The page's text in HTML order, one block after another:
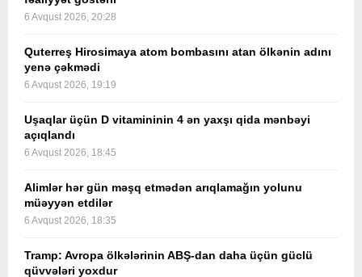
6 Avqust 2026, 20:28
Quterreş Hirosimaya atom bombasını atan ölkənin adını
yenə çəkmədi
6 Avqust 2026, 19:19
Uşaqlar üçün D vitamininin 4 ən yaxşı qida mənbəyi
açıqlandı
6 Avqust 2026, 18:45
Alimlər hər gün məşq etmədən arıqlamağın yolunu
müəyyən etdilər
6 Avqust 2026, 18:35
Tramp: Avropa ölkələrinin ABŞ-dan daha üçün güclü
qüvvələri yoxdur